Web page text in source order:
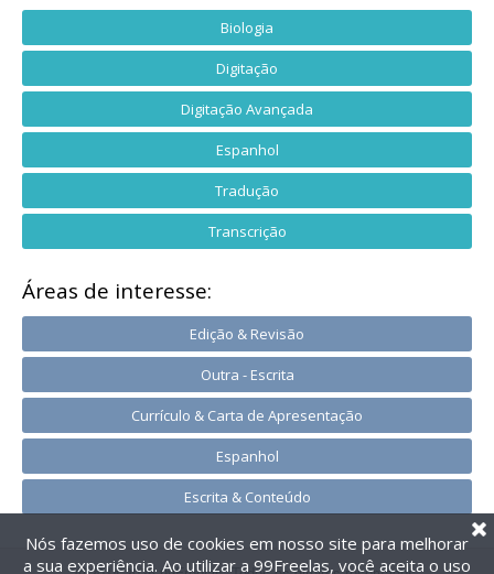
Biologia
Digitação
Digitação Avançada
Espanhol
Tradução
Transcrição
Áreas de interesse:
Edição & Revisão
Outra - Escrita
Currículo & Carta de Apresentação
Espanhol
Escrita & Conteúdo
Nós fazemos uso de cookies em nosso site para melhorar
a sua experiência. Ao utilizar a 99Freelas, você aceita o uso